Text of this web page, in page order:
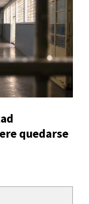
quedarse